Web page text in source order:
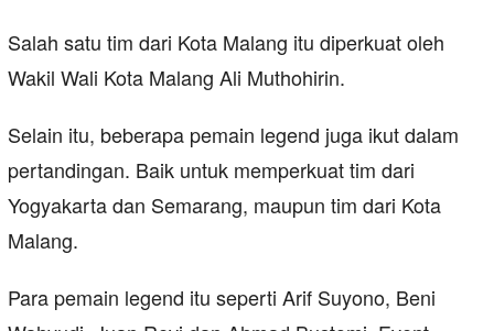
Salah satu tim dari Kota Malang itu diperkuat oleh
Wakil Wali Kota Malang Ali Muthohirin.
Selain itu, beberapa pemain legend juga ikut dalam
pertandingan. Baik untuk memperkuat tim dari
Yogyakarta dan Semarang, maupun tim dari Kota
Malang.
Para pemain legend itu seperti Arif Suyono, Beni